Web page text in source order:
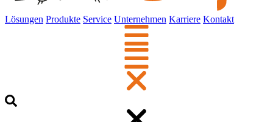
Lösungen Produkte Service Unternehmen Karriere Kontakt